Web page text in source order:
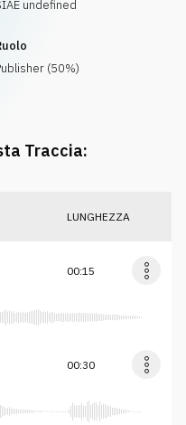
undefined
(50%)
Traccia:
LUNGHEZZA
00:15
00:30